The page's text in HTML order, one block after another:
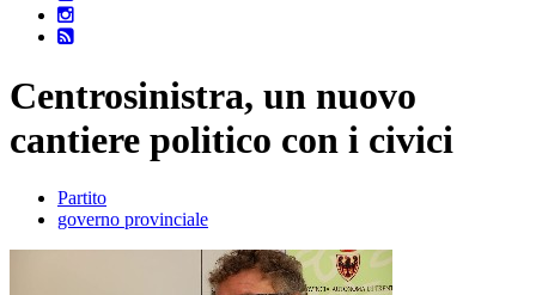
Centrosinistra, un nuovo
cantiere politico con i civici
Partito
governo provinciale